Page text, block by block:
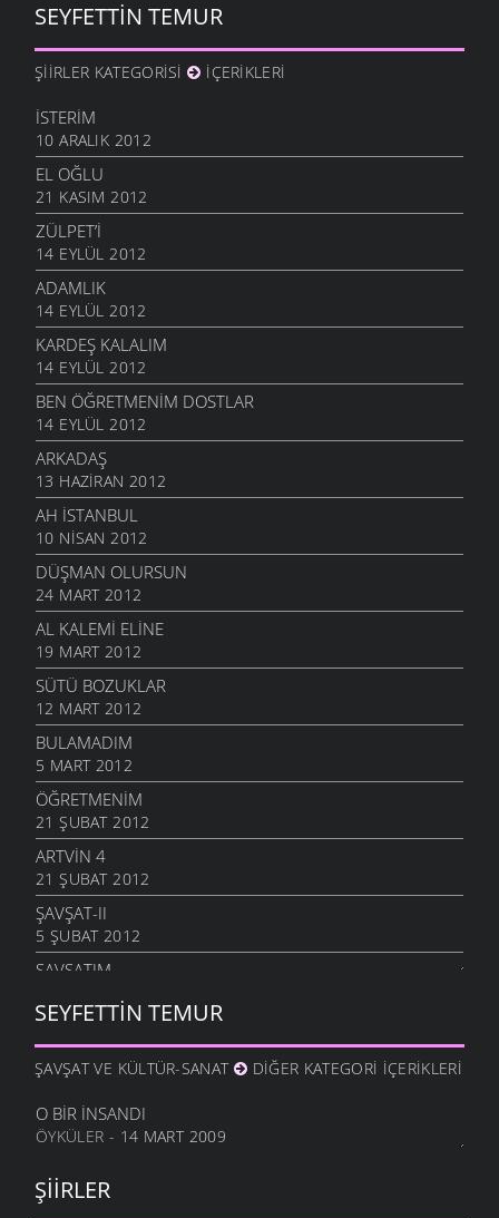
SEYFETTIN TEMUR
ŞIIRLER KATEGORISI İÇERIKLERI
İSTERIM
10 ARALIK 2012
EL OĞLU
21 KASIM 2012
ZÜLPET’I
14 EYLÜL 2012
ADAMLIK
14 EYLÜL 2012
KARDEŞ KALALIM
14 EYLÜL 2012
BEN ÖĞRETMENIM DOSTLAR
14 EYLÜL 2012
ARKADAŞ
13 HAZIRAN 2012
AH İSTANBUL
10 NISAN 2012
DÜŞMAN OLURSUN
24 MART 2012
AL KALEMI ELINE
19 MART 2012
SÜTÜ BOZUKLAR
12 MART 2012
BULAMADIM
5 MART 2012
ÖĞRETMENIM
21 ŞUBAT 2012
ARTVIN 4
21 ŞUBAT 2012
ŞAVŞAT-II
5 ŞUBAT 2012
ŞAVŞATIM
METINE
17 OCAK 2012
HALA OĞLU
31 ARALIK 2011
NE OLUR OĞUL
DURDUM
SEYFETTIN TEMUR
ŞAVŞAT VE KÜLTÜR-SANAT DIĞER KATEGORI İÇERIKLERI
O BIR İNSANDI
ÖYKÜLER - 14 MART 2009
ŞIIRLER